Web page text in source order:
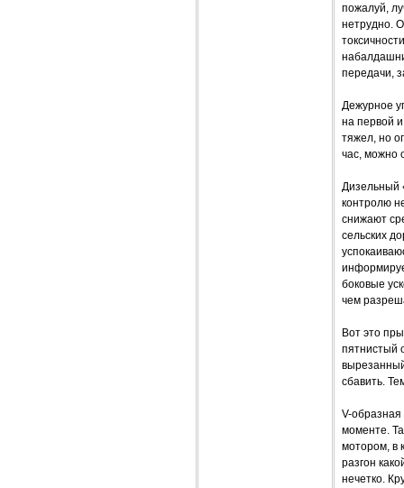
пожалуй,
нетрудно.
передачи,
Дежурное
на первой
тяжел, но
час, можно
Дизельный
контролю
снижают
сельских
боковые
чем
Вот это
пятнистый
сбавить.
V-
моменте.
мотором, в
разгон
нечетко.